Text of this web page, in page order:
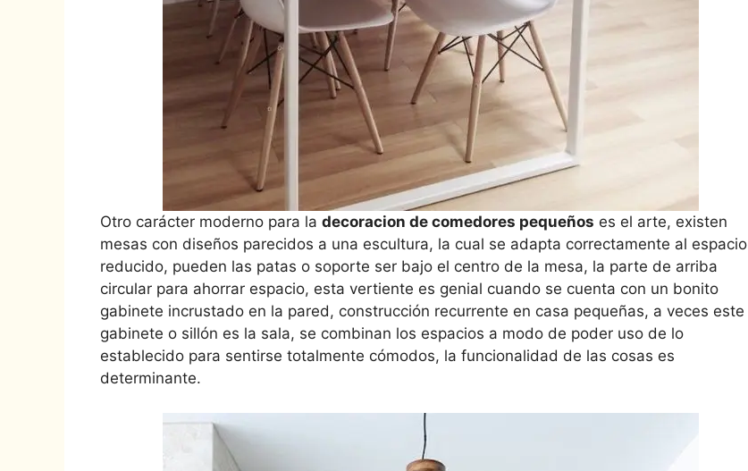
Otro carácter moderno para la decoracion de comedores pequeños es el arte, existen
mesas con diseños parecidos a una escultura, la cual se adapta correctamente al espacio
reducido, pueden las patas o soporte ser bajo el centro de la mesa, la parte de arriba
circular para ahorrar espacio, esta vertiente es genial cuando se cuenta con un bonito
gabinete incrustado en la pared, construcción recurrente en casa pequeñas, a veces este
gabinete o sillón es la sala, se combinan los espacios a modo de poder uso de lo
establecido para sentirse totalmente cómodos, la funcionalidad de las cosas es
determinante.